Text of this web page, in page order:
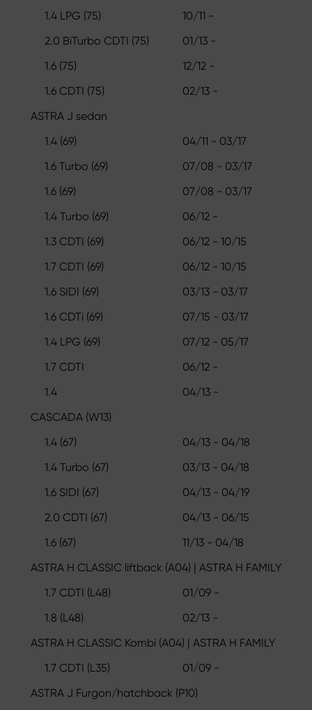
1.4 LPG (75)
10/11 -
2.0 BiTurbo CDTI (75)
01/13 -
1.6 (75)
12/12 -
1.6 CDTI (75)
02/13 -
ASTRA J sedan
1.4 (69)
04/11 - 03/17
1.6 Turbo (69)
07/08 - 03/17
1.6 (69)
07/08 - 03/17
1.4 Turbo (69)
06/12 -
1.3 CDTI (69)
06/12 - 10/15
1.7 CDTI (69)
06/12 - 10/15
1.6 SIDI (69)
03/13 - 03/17
1.6 CDTi (69)
07/15 - 03/17
1.4 LPG (69)
07/12 - 05/17
1.7 CDTI
06/12 -
1.4
04/13 -
CASCADA (W13)
1.4 (67)
04/13 - 04/18
1.4 Turbo (67)
03/13 - 04/18
1.6 SIDI (67)
04/13 - 04/19
2.0 CDTI (67)
04/13 - 06/15
1.6 (67)
11/13 - 04/18
ASTRA H CLASSIC liftback (A04) | ASTRA H FAMILY
1.7 CDTI (L48)
01/09 -
1.8 (L48)
02/13 -
ASTRA H CLASSIC Kombi (A04) | ASTRA H FAMILY
1.7 CDTI (L35)
01/09 -
ASTRA J Furgon/hatchback (P10)